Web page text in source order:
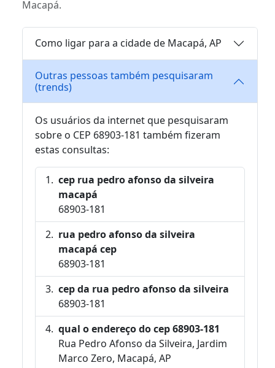
Macapá.
Como ligar para a cidade de Macapá, AP
Outras pessoas também pesquisaram
(trends)
Os usuários da internet que pesquisaram
sobre o CEP 68903-181 também fizeram
estas consultas:
cep rua pedro afonso da silveira
macapá
68903-181
rua pedro afonso da silveira
macapá cep
68903-181
cep da rua pedro afonso da silveira
68903-181
qual o endereço do cep 68903-181
Rua Pedro Afonso da Silveira, Jardim
Marco Zero, Macapá, AP